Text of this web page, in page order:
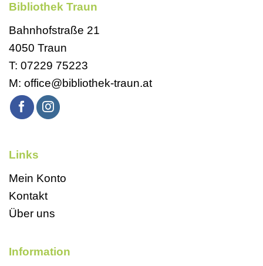
Bibliothek Traun
Bahnhofstraße 21
4050 Traun
T: 07229 75223
M: office@bibliothek-traun.at
Links
Mein Konto
Kontakt
Über uns
Information